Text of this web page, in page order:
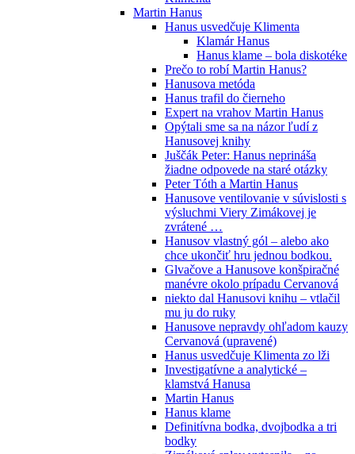
Martin Hanus
Hanus usvedčuje Klimenta
Klamár Hanus
Hanus klame – bola diskotéke
Prečo to robí Martin Hanus?
Hanusova metóda
Hanus trafil do čierneho
Expert na vrahov Martin Hanus
Opýtali sme sa na názor ľudí z
Hanusovej knihy
Juščák Peter: Hanus neprináša
žiadne odpovede na staré otázky
Peter Tóth a Martin Hanus
Hanusove ventilovanie v súvislosti s
výsluchmi Viery Zimákovej je
zvrátené …
Hanusov vlastný gól – alebo ako
chce ukončiť hru jednou bodkou.
Glvačove a Hanusove konšpiračné
manévre okolo prípadu Cervanová
niekto dal Hanusovi knihu – vtlačil
mu ju do ruky
Hanusove nepravdy ohľadom kauzy
Cervanová (upravené)
Hanus usvedčuje Klimenta zo lži
Investigatívne a analytické –
klamstvá Hanusa
Martin Hanus
Hanus klame
Definitívna bodka, dvojbodka a tri
bodky